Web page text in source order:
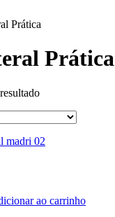
Prática
Prática
ao carrinho